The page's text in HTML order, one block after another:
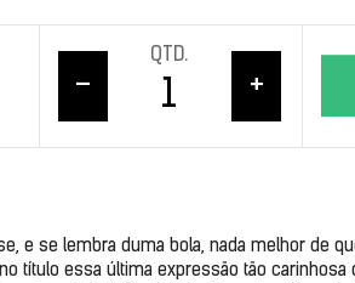
–
QTD.
+
e se lembra duma bola, nada melhor de
no título essa última expressão tão